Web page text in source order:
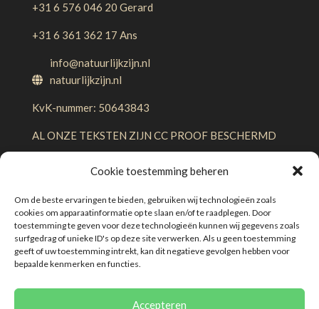
Cookie toestemming beheren
Om de beste ervaringen te bieden, gebruiken wij technologieën zoals
cookies om apparaatinformatie op te slaan en/of te raadplegen. Door
toestemming te geven voor deze technologieën kunnen wij gegevens zoals
surfgedrag of unieke ID's op deze site verwerken. Als u geen toestemming
geeft of uw toestemming intrekt, kan dit negatieve gevolgen hebben voor
bepaalde kenmerken en functies.
Accepteren
+31 6 576 046 20 Gerard
+31 6 361 362 17 Ans
info@natuurlijkzijn.nl
natuurlijkzijn.nl
KvK-nummer: 50643843
AL ONZE TEKSTEN ZIJN CC PROOF BESCHERMD
Algemene voorwaarden
Disclaimer
Privacybeleid
Klachtenregeling